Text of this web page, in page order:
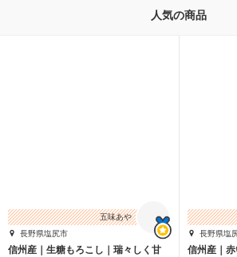
人気の商品
五味あや
長野県塩尻市
信州産｜生糖もろこし｜瑞々しく甘
長野県塩
信州産｜